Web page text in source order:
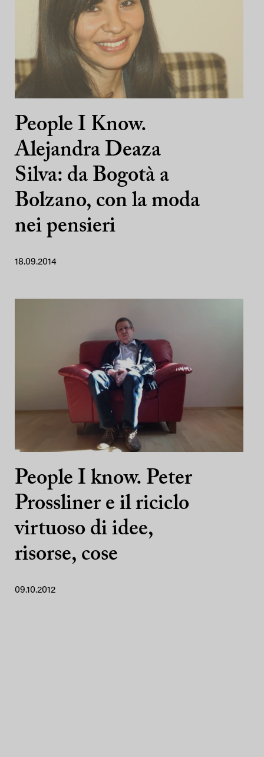
People I Know.
Alejandra Deaza
Silva: da Bogotà a
Bolzano, con la moda
nei pensieri
18.09.2014
People I know. Peter
Prossliner e il riciclo
virtuoso di idee,
risorse, cose
09.10.2012